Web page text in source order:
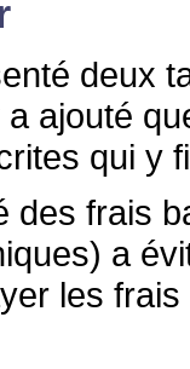
deux
ajouté
qui y
des frais
a
les